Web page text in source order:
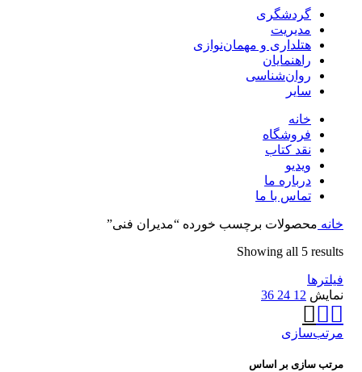
گردشگری
مدیریت
هتلداری و مهمان‌نوازی
راهنمایان
روان‌شناسی
سایر
خانه
فروشگاه
نقد کتاب
ویدیو
درباره‌ ما
تماس با ما
خانه محصولات برچسب خورده “مدیران فنی”
Showing all 5 results
فیلترها
نمایش 12
24
36
مرتب‌سازی
مرتب سازی بر اساس